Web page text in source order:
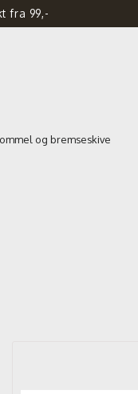
fra 99,-
og bremseskive